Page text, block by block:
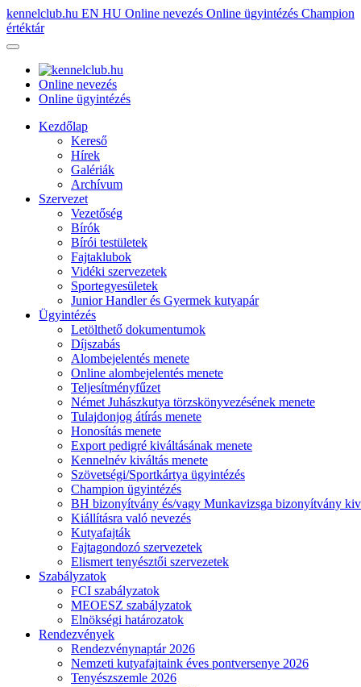
kennelclub.hu EN HU Online nevezés Online ügyintézés Champion
értéktár
Online nevezés
Online ügyintézés
Kezdőlap
Kereső
Hírek
Galériák
Archívum
Szervezet
Vezetőség
Bírók
Bírói testületek
Fajtaklubok
Vidéki szervezetek
Sportegyesületek
Junior Handler és Gyermek kutyapár
Ügyintézés
Letölthető dokumentumok
Díjszabás
Alombejelentés menete
Online alombejelentés menete
Teljesítményfűzet
Német Juhászkutya törzskönyvezésének menete
Tulajdonjog átírás menete
Honosítás menete
Export pedigré kiváltásának menete
Kennelnév kiváltás menete
Szövetségi/Sportkártya ügyintézés
Champion ügyintézés
BH bizonyítvány és/vagy Munkavizsga bizonyítvány
Kiállításra való nevezés
Kutyafajták
Fajtagondozó szervezetek
Elismert tenyésztői szervezetek
Szabályzatok
FCI szabályzatok
MEOESZ szabályzatok
Elnökségi határozatok
Rendezvények
Rendezvénynaptár 2026
Nemzeti kutyafajtaink éves pontversenye 2026
Tenyészszemle 2026